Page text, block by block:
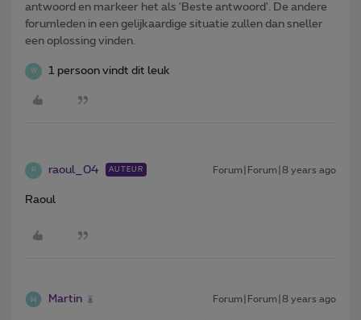
antwoord en markeer het als 'Beste antwoord'. De andere
forumleden in een gelijkaardige situatie zullen dan sneller
een oplossing vinden.
W 1 persoon vindt dit leuk
R raoul_04 AUTEUR Forum|Forum|8 years ago
Raoul
Martin Forum|Forum|8 years ago